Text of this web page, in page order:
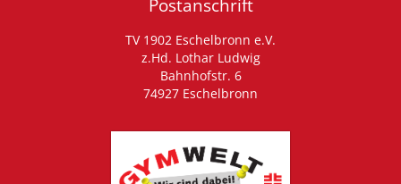
Postanschrift
TV 1902 Eschelbronn e.V.
z.Hd. Lothar Ludwig
Bahnhofstr. 6
74927 Eschelbronn